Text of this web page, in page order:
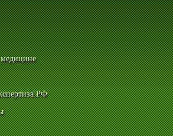
медицине
РФ